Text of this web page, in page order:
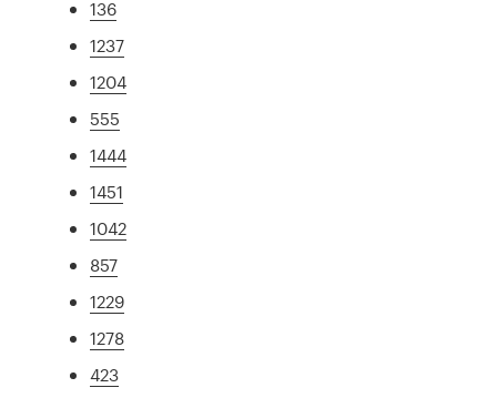
136
1237
1204
555
1444
1451
1042
857
1229
1278
423